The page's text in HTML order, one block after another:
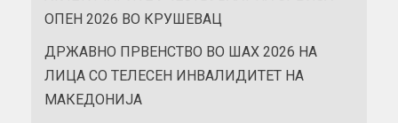
ОПЕН 2026 ВО КРУШЕВАЦ
ДРЖАВНО ПРВЕНСТВО ВО ШАХ 2026 НА
ЛИЦА СО ТЕЛЕСЕН ИНВАЛИДИТЕТ НА
МАКЕДОНИЈА